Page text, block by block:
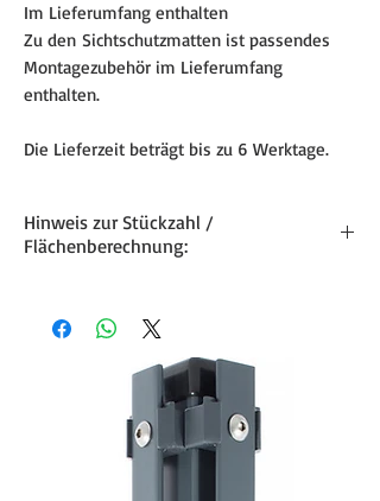
Im Lieferumfang enthalten
Zu den Sichtschutzmatten ist passendes
Montagezubehör im Lieferumfang
enthalten.
Die Lieferzeit beträgt bis zu 6 Werktage.
Hinweis zur Stückzahl /
Flächenberechnung:
der Anzahl der Quadratmeter.
Wir berechnen immer volle
Quadratmeter, abzüglich eventueller
Schnittverluste.